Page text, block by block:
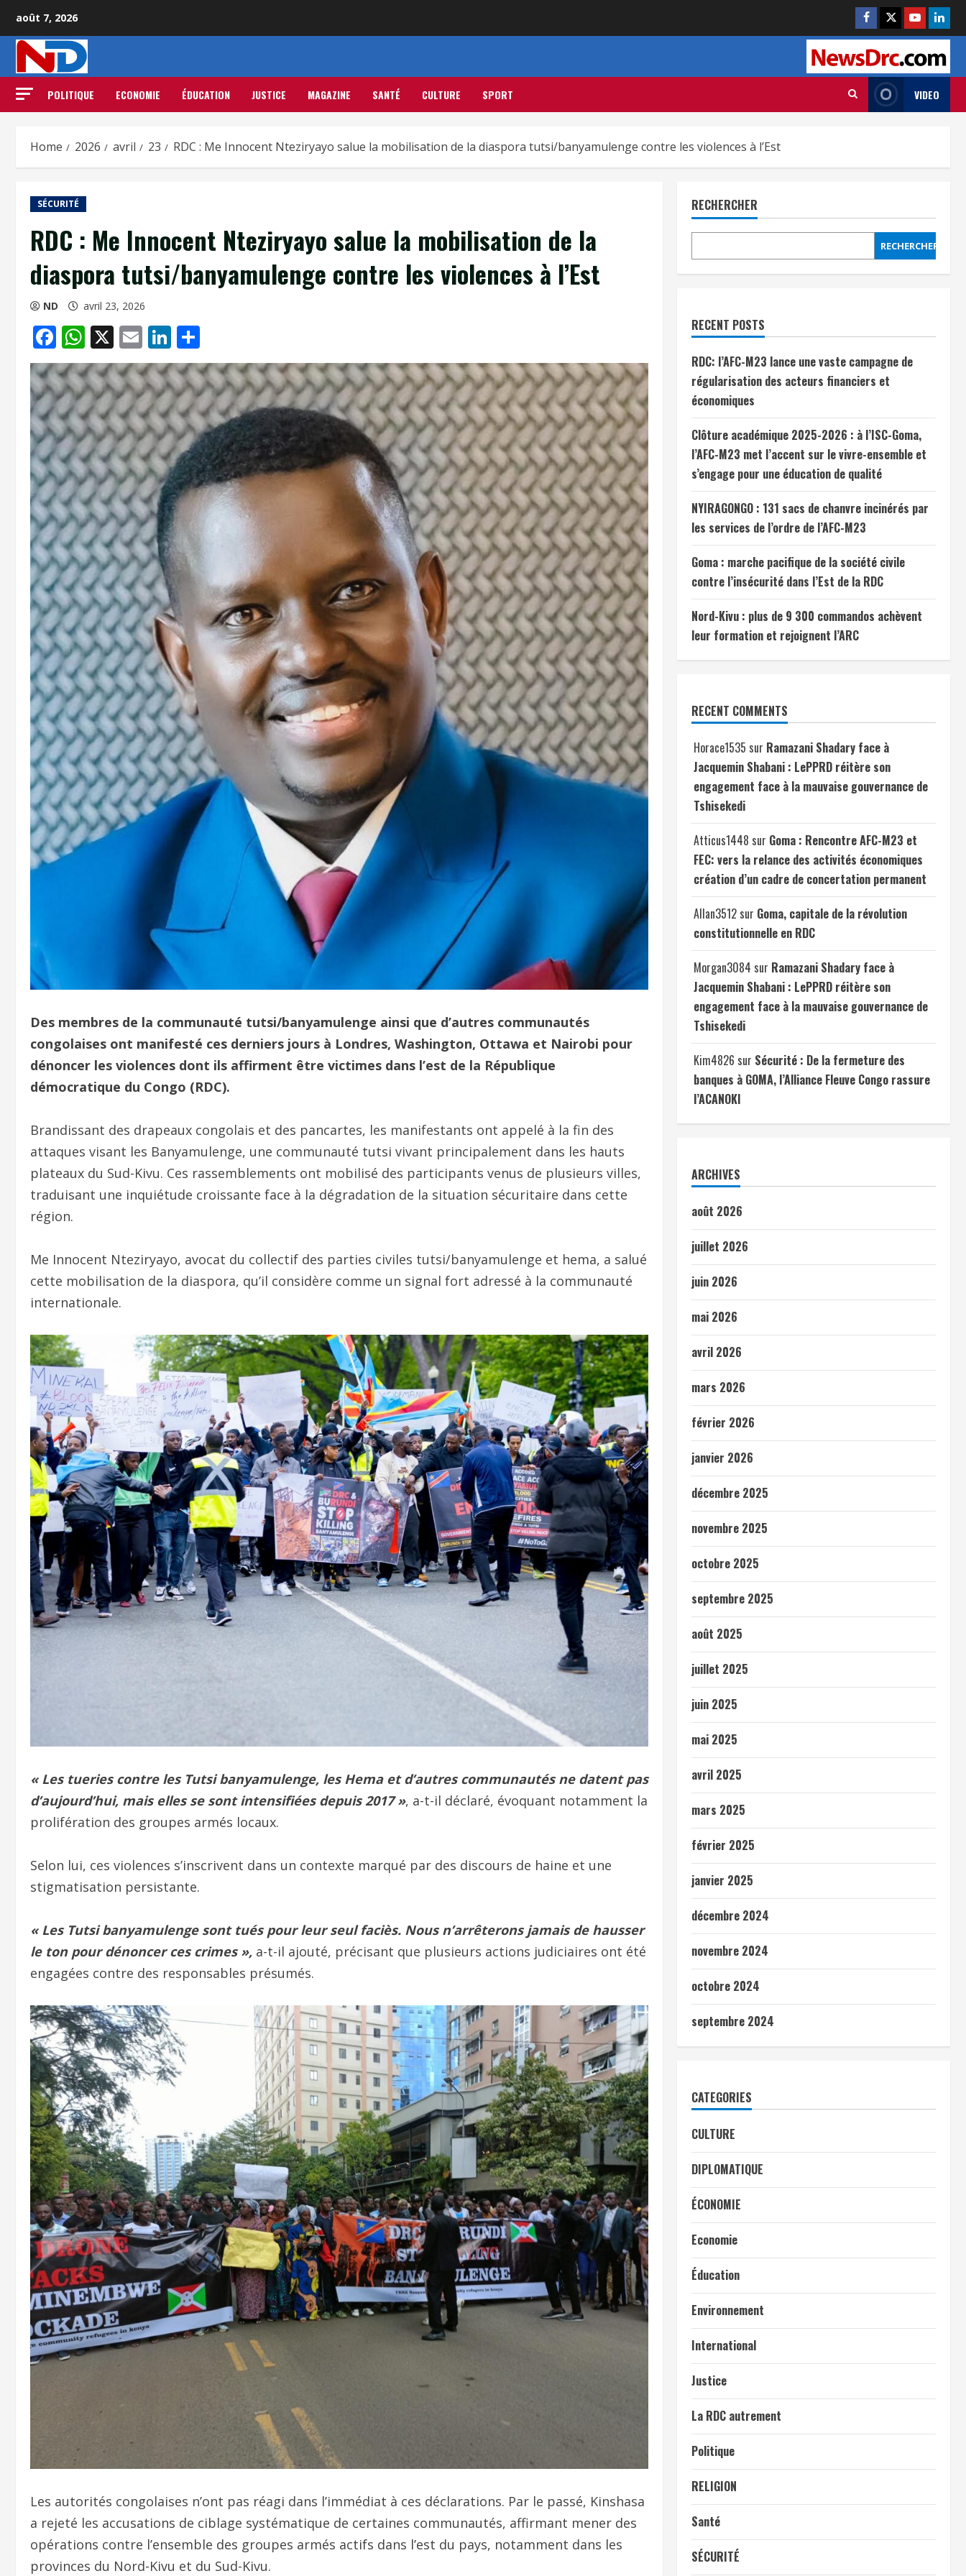
août 7, 2026
POLITIQUE ECONOMIE ÉDUCATION JUSTICE MAGAZINE SANTÉ CULTURE SPORT VIDEO
Home 2026 avril 23 RDC : Me Innocent Nteziryayo salue la mobilisation de la diaspora tutsi/banyamulenge contre les violences à l’Est
SÉCURITÉ
RDC : Me Innocent Nteziryayo salue la mobilisation de la
diaspora tutsi/banyamulenge contre les violences à l’Est
ND avril 23, 2026
Facebook
WhatsApp
X EmailLinkedIn
Des membres de la communauté tutsi/banyamulenge ainsi que d’autres communautés
congolaises ont manifesté ces derniers jours à Londres, Washington, Ottawa et Nairobi pour
dénoncer les violences dont ils affirment être victimes dans l’est de la République
démocratique du Congo (RDC).
Brandissant des drapeaux congolais et des pancartes, les manifestants ont appelé à la fin des
attaques visant les Banyamulenge, une communauté tutsi vivant principalement dans les hauts
plateaux du Sud-Kivu. Ces rassemblements ont mobilisé des participants venus de plusieurs villes,
traduisant une inquiétude croissante face à la dégradation de la situation sécuritaire dans cette
région.
Me Innocent Nteziryayo, avocat du collectif des parties civiles tutsi/banyamulenge et hema, a salué
cette mobilisation de la diaspora, qu’il considère comme un signal fort adressé à la communauté
internationale.
« Les tueries contre les Tutsi banyamulenge, les Hema et d’autres communautés ne datent pas
d’aujourd’hui, mais elles se sont intensifiées depuis 2017 », a-t-il déclaré, évoquant notamment la
prolifération des groupes armés locaux.
Selon lui, ces violences s’inscrivent dans un contexte marqué par des discours de haine et une
stigmatisation persistante.
« Les Tutsi banyamulenge sont tués pour leur seul faciès. Nous n’arrêterons jamais de hausser
le ton pour dénoncer ces crimes », a-t-il ajouté, précisant que plusieurs actions judiciaires ont été
engagées contre des responsables présumés.
Les autorités congolaises n’ont pas réagi dans l’immédiat à ces déclarations. Par le passé, Kinshasa
a rejeté les accusations de ciblage systématique de certaines communautés, affirmant mener des
opérations contre l’ensemble des groupes armés actifs dans l’est du pays, notamment dans les
provinces du Nord-Kivu et du Sud-Kivu.
RECHERCHER
RECHERCHER
RECENT POSTS
RDC: l’AFC-M23 lance une vaste campagne de
régularisation des acteurs financiers et
économiques
Clôture académique 2025-2026 : à l’ISC-Goma,
l’AFC-M23 met l’accent sur le vivre-ensemble et
s’engage pour une éducation de qualité
NYIRAGONGO : 131 sacs de chanvre incinérés par
les services de l’ordre de l’AFC-M23
Goma : marche pacifique de la société civile
contre l’insécurité dans l’Est de la RDC
Nord-Kivu : plus de 9 300 commandos achèvent
leur formation et rejoignent l’ARC
RECENT COMMENTS
Horace1535 sur Ramazani Shadary face à
Jacquemin Shabani : LePPRD réitère son
engagement face à la mauvaise gouvernance de
Tshisekedi
Atticus1448 sur Goma : Rencontre AFC-M23 et
FEC: vers la relance des activités économiques
création d’un cadre de concertation permanent
Allan3512 sur Goma, capitale de la révolution
constitutionnelle en RDC
Morgan3084 sur Ramazani Shadary face à
Jacquemin Shabani : LePPRD réitère son
engagement face à la mauvaise gouvernance de
Tshisekedi
Kim4826 sur Sécurité : De la fermeture des
banques à GOMA, l’Alliance Fleuve Congo rassure
l’ACANOKI
ARCHIVES
août 2026
juillet 2026
juin 2026
mai 2026
avril 2026
mars 2026
février 2026
janvier 2026
décembre 2025
novembre 2025
octobre 2025
septembre 2025
août 2025
juillet 2025
juin 2025
mai 2025
avril 2025
mars 2025
février 2025
janvier 2025
décembre 2024
novembre 2024
octobre 2024
septembre 2024
CATEGORIES
CULTURE
DIPLOMATIQUE
ÉCONOMIE
Economie
Éducation
Environnement
International
Justice
La RDC autrement
Politique
RELIGION
Santé
SÉCURITÉ